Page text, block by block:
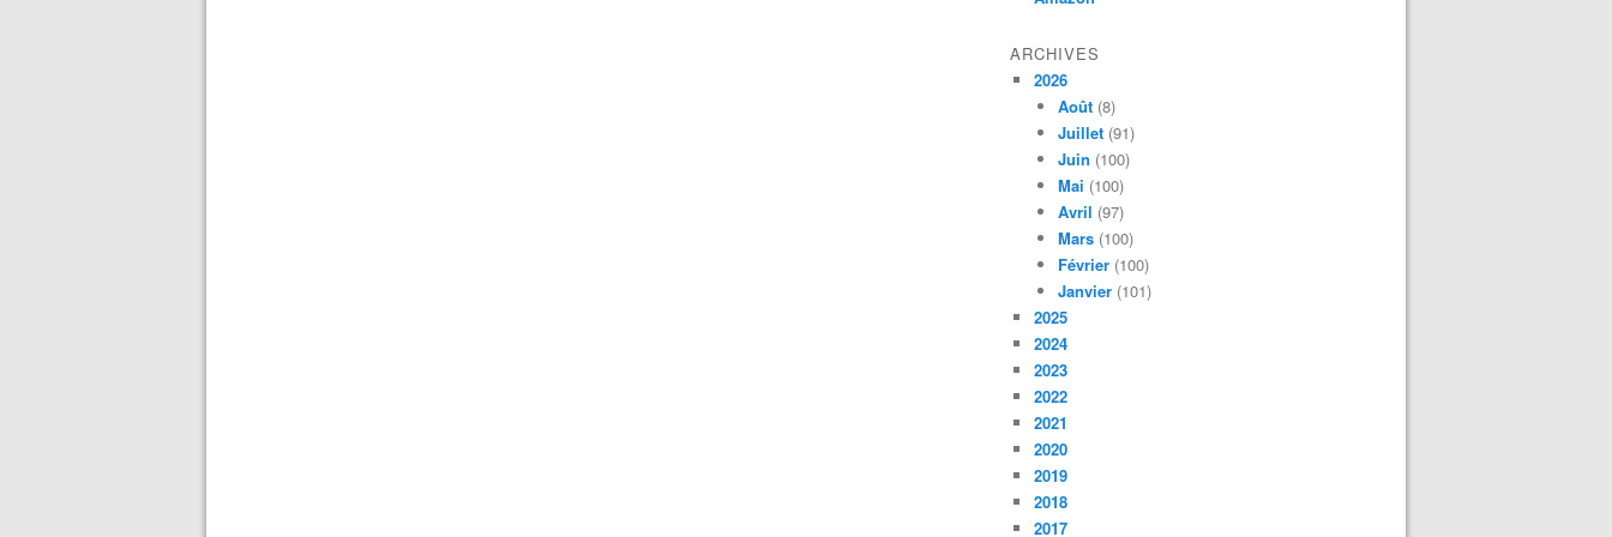
ARCHIVES
2026
Août (8)
Juillet (91)
Juin (100)
Mai (100)
Avril (97)
Mars (100)
Février (100)
Janvier (101)
2025
2024
2023
2022
2021
2020
2019
2018
2017